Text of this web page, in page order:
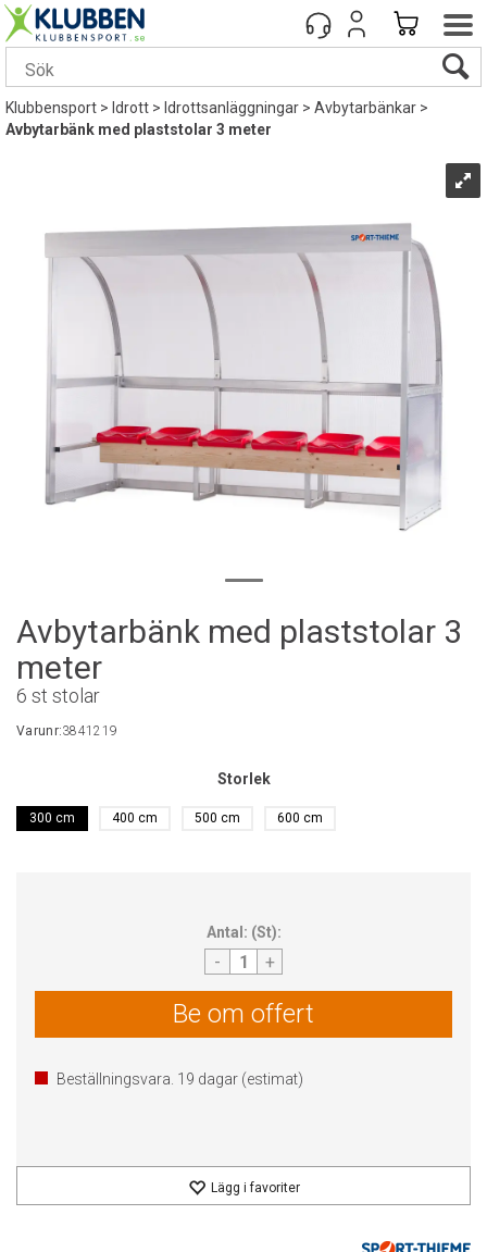
Klubbensport> Idrott> Idrottsanläggningar>Avbytarbänkar>
Avbytarbänk med plaststolar 3 meter
Avbytarbänk med plaststolar 3
meter
6 st stolar
Varunr:3841219
Storlek
300 cm 400 cm 500 cm 600 cm
Antal: (St):
- +
Be om offert
Beställningsvara. 19 dagar (estimat)
Lägg i favoriter